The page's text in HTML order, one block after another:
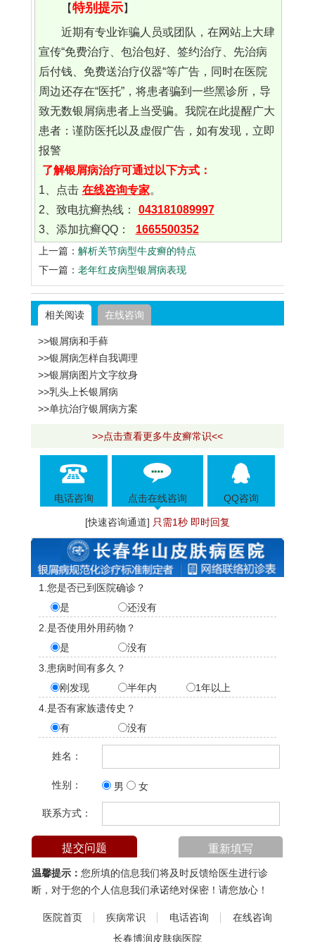
【特别提示】
近期有专业诈骗人员或团队，在网站上大肆
宣传“免费治疗、包治包好、签约治疗、先治病
后付钱、免费送治疗仪器“等广告，同时在医院
周边还存在“医托”，将患者骗到一些黑诊所，导
致无数银屑病患者上当受骗。我院在此提醒广大
患者：谨防医托以及虚假广告，如有发现，立即
报警
了解银屑病治疗可通过以下方式：
1、点击 在线咨询专家。
2、致电抗癣热线：
043181089997
3、添加抗癣QQ：
1665500352
上一篇： 解析关节病型牛皮癣的特点
下一篇： 老年红皮病型银屑病表现
相关阅读 在线咨询
>>银屑病和手藓
>>银屑病怎样自我调理
>>银屑病图片文字纹身
>>乳头上长银屑病
>>单抗治疗银屑病方案
>>点击查看更多牛皮癣常识<<
电话咨询 点击在线咨询 QQ咨询
[快速咨询通道] 只需1秒 即时回复
1.您是否已到医院确诊？
是
还没有
2.是否使用外用药物？
是
没有
3.患病时间有多久？
刚发现
半年内
1年以上
4.是否有家族遗传史？
有
没有
姓名：
性别： 男 女
联系方式：
温馨提示： 您所填的信息我们将及时反馈给医生进行诊
断，对于您的个人信息我们承诺绝对保密！请您放心！
医院首页 疾病常识 电话咨询
在线咨询
长春博润皮肤病医院